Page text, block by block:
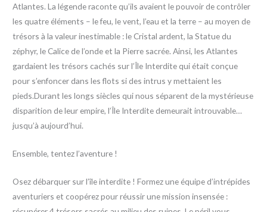
Atlantes. La légende raconte qu’ils avaient le pouvoir de contrôler
les quatre éléments – le feu, le vent, l’eau et la terre – au moyen de
trésors à la valeur inestimable : le Cristal ardent, la Statue du
zéphyr, le Calice de l’onde et la Pierre sacrée. Ainsi, les Atlantes
gardaient les trésors cachés sur l’Île Interdite qui était conçue
pour s’enfoncer dans les flots si des intrus y mettaient les
pieds.Durant les longs siècles qui nous séparent de la mystérieuse
disparition de leur empire, l’Île Interdite demeurait introuvable…
jusqu’à aujourd’hui.
Ensemble, tentez l’aventure !
Osez débarquer sur l’île interdite ! Formez une équipe d’intrépides
aventuriers et coopérez pour réussir une mission insensée :